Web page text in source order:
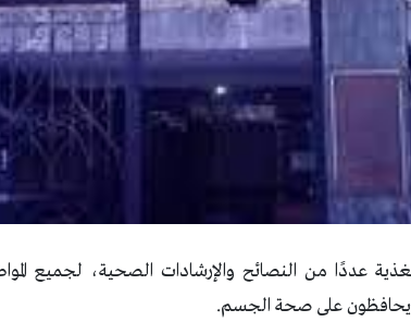
عددًا من النصائح والإرشادات الصحية، لجميع
يحافظون على صحة الجسم.